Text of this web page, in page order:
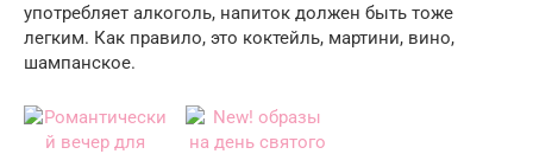
употребляет алкоголь, напиток должен быть тоже
легким. Как правило, это коктейль, мартини, вино,
шампанское.